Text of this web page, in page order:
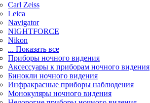
Carl Zeiss
Leica
Navigator
NIGHTFORCE
Nikon
... Показать все
Приборы ночного видения
Аксессуары к приборам ночного видения
Бинокли ночного видения
Инфракрасные приборы наблюдения
Монокуляры ночного видения